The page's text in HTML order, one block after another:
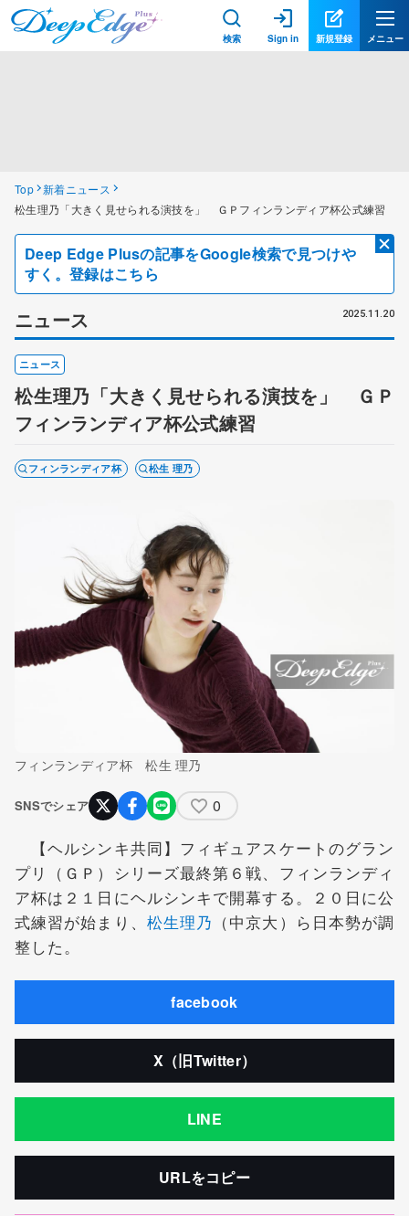
検索 Sign in 新規登録 メニュー
Top 新着ニュース
松生理乃「大きく見せられる演技を」 ＧＰフィンランディア杯公式練習
Deep Edge Plusの記事をGoogle検索で見つけや
すく。登録はこちら
ニュース 2025.11.20
ニュース
松生理乃「大きく見せられる演技を」 ＧＰ
フィンランディア杯公式練習
フィンランディア杯 松生 理乃
フィンランディア杯 松生 理乃
SNSでシェア 0
【ヘルシンキ共同】フィギュアスケートのグラン
プリ（ＧＰ）シリーズ最終第６戦、フィンランディ
ア杯は２１日にヘルシンキで開幕する。２０日に公
式練習が始まり、 松生理乃 （中京大）ら日本勢が調
整した。
facebook
X（旧Twitter）
LINE
URLをコピー